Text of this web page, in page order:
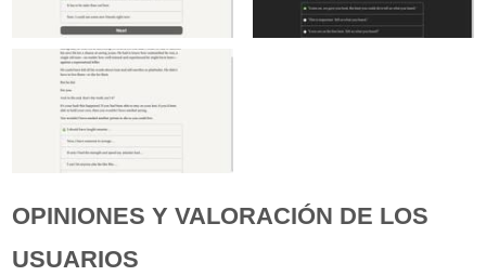
OPINIONES Y VALORACIÓN DE LOS
USUARIOS